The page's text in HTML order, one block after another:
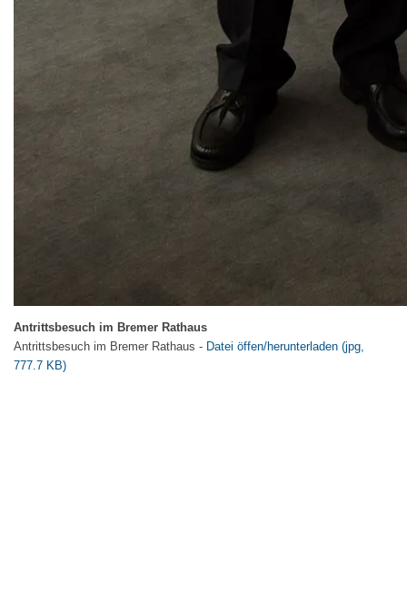
Antrittsbesuch im Bremer Rathaus
Antrittsbesuch im Bremer Rathaus - Datei öffen/herunterladen (jpg,
777.7 KB)